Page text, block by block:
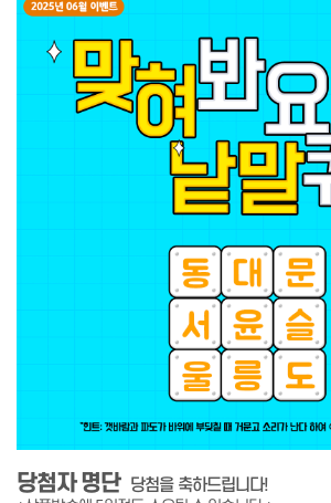
당첨자 명단 당첨을 축하드립니다!